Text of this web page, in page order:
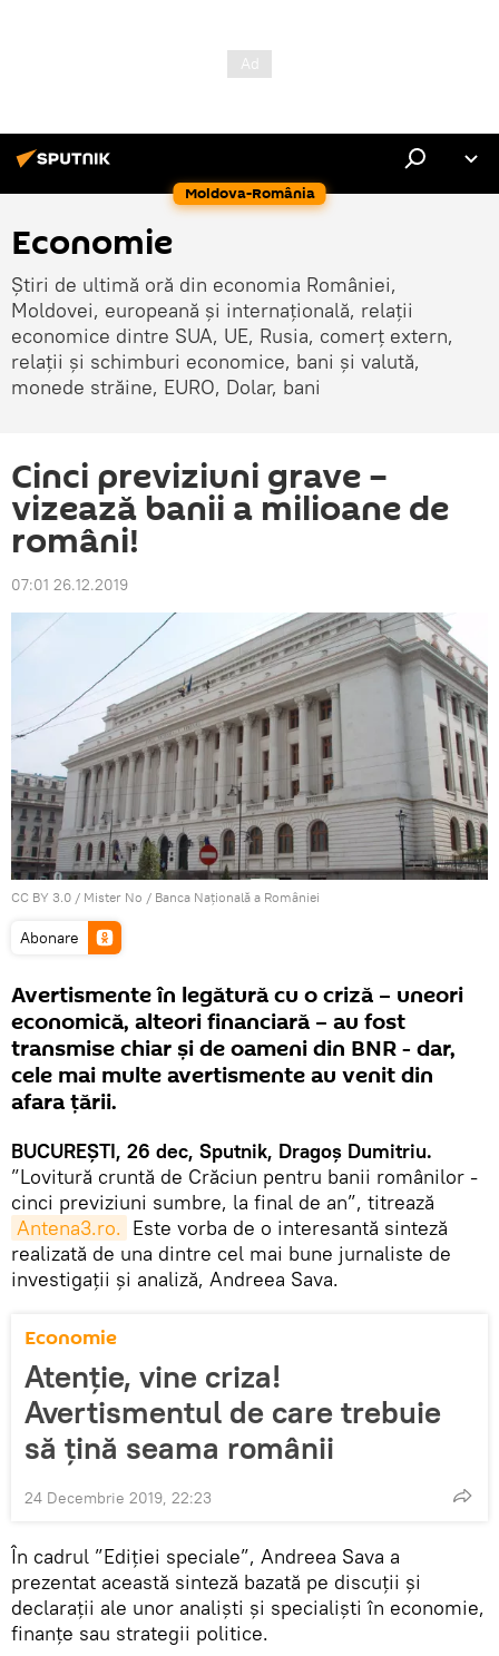
Moldova-România
Economie
Știri de ultimă oră din economia României,
Moldovei, europeană și internațională, relații
economice dintre SUA, UE, Rusia, comerț extern,
relații și schimburi economice, bani și valută,
monede străine, EURO, Dolar, bani
Cinci previziuni grave –
vizează banii a milioane de
români!
07:01 26.12.2019
CC BY 3.0 / Mister No / Banca Naţională a României
Abonare
Avertismente în legătură cu o criză – uneori
economică, alteori financiară – au fost
transmise chiar și de oameni din BNR - dar,
cele mai multe avertismente au venit din
afara țării.
BUCUREȘTI, 26 dec, Sputnik, Dragoș Dumitriu.
”Lovitură cruntă de Crăciun pentru banii românilor -
cinci previziuni sumbre, la final de an”, titrează
Antena3.ro. Este vorba de o interesantă sinteză
realizată de una dintre cel mai bune jurnaliste de
investigații și analiză, Andreea Sava.
Economie
Atenție, vine criza!
Avertismentul de care trebuie
să țină seama românii
24 Decembrie 2019, 22:23
În cadrul ”Ediției speciale”, Andreea Sava a
prezentat această sinteză bazată pe discuții și
declarații ale unor analiști și specialiști în economie,
finanțe sau strategii politice.